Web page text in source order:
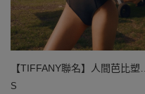
【TIFFANY聯名】人間芭比塑腹
馬甲綁帶連身泳衣(加長款)
S